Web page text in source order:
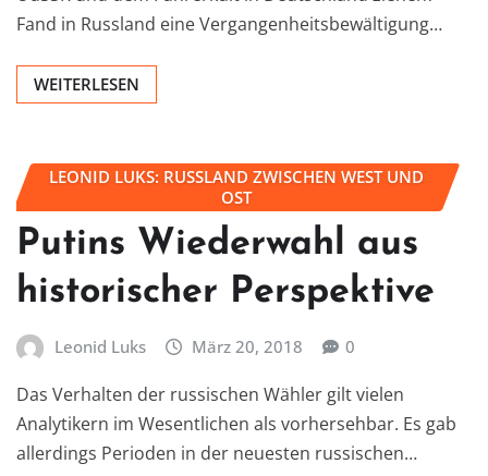
Fand in Russland eine Vergangenheitsbewältigung…
WEITERLESEN
LEONID LUKS: RUSSLAND ZWISCHEN WEST UND
OST
Putins Wiederwahl aus
historischer Perspektive
Leonid Luks März 20, 2018 0
Das Verhalten der russischen Wähler gilt vielen
Analytikern im Wesentlichen als vorhersehbar. Es gab
allerdings Perioden in der neuesten russischen…